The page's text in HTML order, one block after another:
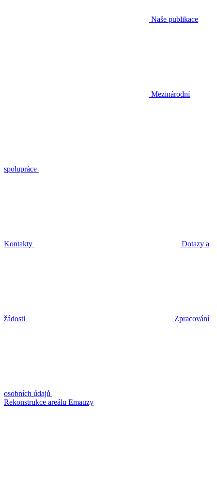
Naše publikace
Mezinárodní
spolupráce
Kontakty Dotazy a
žádosti Zpracování
osobních údajů
Rekonstrukce areálu Emauzy